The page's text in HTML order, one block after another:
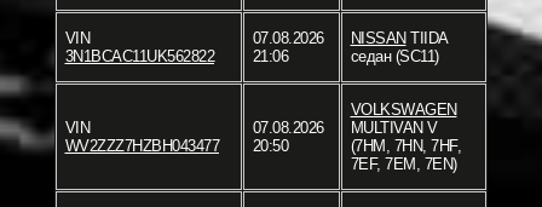
VIN
3N1BCAC11UK562822
07.08.2026
21:06
NISSAN TIIDA
седан (SC11)
VIN
WV2ZZZ7HZBH043477
07.08.2026
20:50
VOLKSWAGEN
MULTIVAN V
(7HM, 7HN, 7HF,
7EF, 7EM, 7EN)